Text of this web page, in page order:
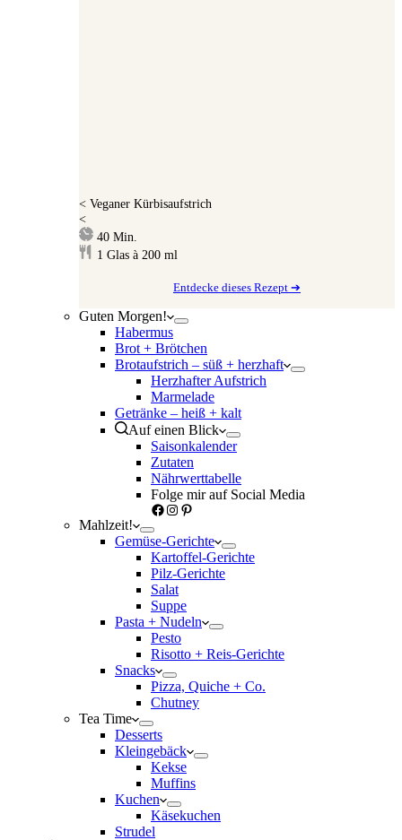
< Veganer Kürbisaufstrich
<
40Minuten
Min.
1 Glas à 200 ml
Entdecke dieses Rezept ➔
Guten Morgen!
Habermus
Brot + Brötchen
Brotaufstrich – süß + herzhaft
Herzhafter Aufstrich
Marmelade
Getränke – heiß + kalt
Auf einen Blick
Saisonkalender
Zutaten
Nährwerttabelle
Folge mir auf Social Media
Facebook
Instagram
Pinterest
Mahlzeit!
Gemüse-Gerichte
Kartoffel-Gerichte
Pilz-Gerichte
Salat
Suppe
Pasta + Nudeln
Pesto
Risotto + Reis-Gerichte
Snacks
Pizza, Quiche + Co.
Chutney
Tea Time
Desserts
Kleingebäck
Kekse
Muffins
Kuchen
Käsekuchen
Strudel